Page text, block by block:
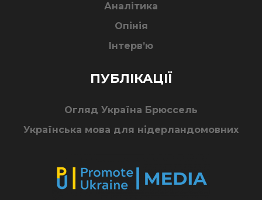
Аналітика
Опінія
Інтерв’ю
ПУБЛІКАЦІЇ
Огляд Україна Брюссель
Українська мова для нідерландомовних